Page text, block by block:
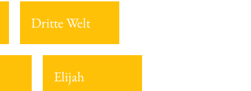
Dritte Welt
Elijah